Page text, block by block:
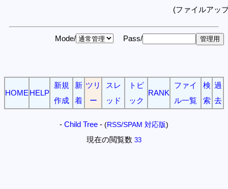
(ファイルアッ
Mode/ Pass/
HOME HELP
新規
作成
新
着
ツリ
ー
スレ
ッド
トピ
ック
RANK
ファイ
ル一覧
検
索
過
去
- Child Tree - (RSS/SPAM 対応版)
現在の閲覧数 33